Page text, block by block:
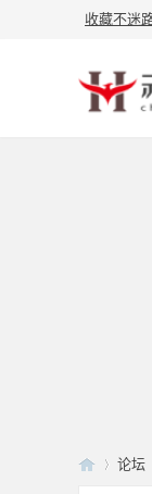
收藏不迷
论坛